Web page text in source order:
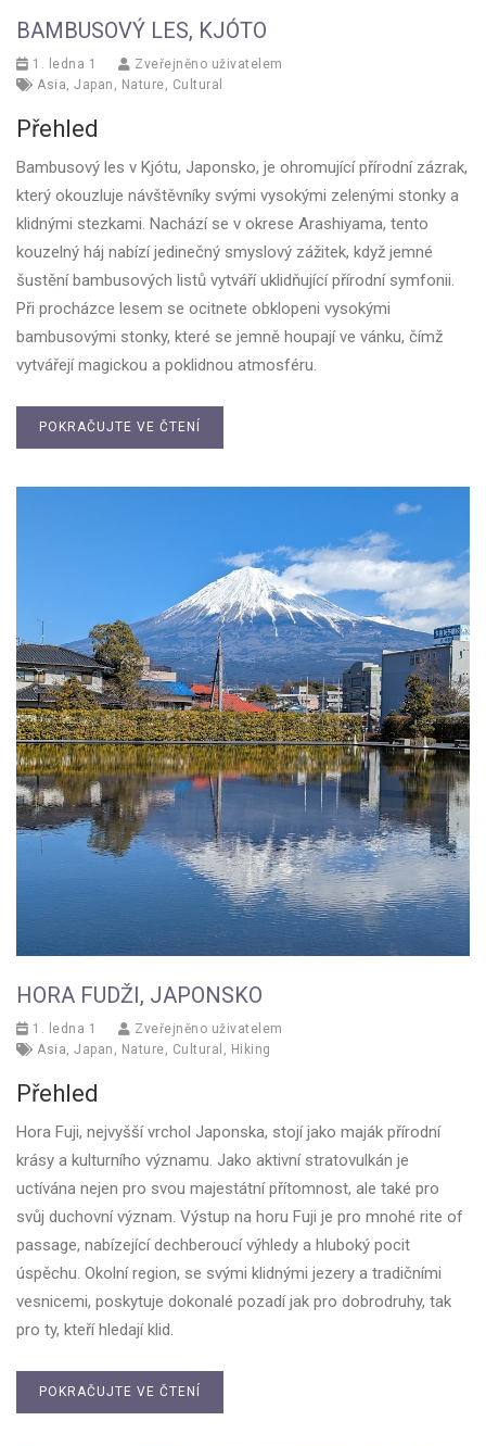
BAMBUSOVÝ LES, KJÓTO
1. ledna 1
Zveřejněno uživatelem
Asia, Japan , Nature, Cultural
Přehled
Bambusový les v Kjótu, Japonsko, je ohromující přírodní zázrak,
který okouzluje návštěvníky svými vysokými zelenými stonky a
klidnými stezkami. Nachází se v okrese Arashiyama, tento
kouzelný háj nabízí jedinečný smyslový zážitek, když jemné
šustění bambusových listů vytváří uklidňující přírodní symfonii.
Při procházce lesem se ocitnete obklopeni vysokými
bambusovými stonky, které se jemně houpají ve vánku, čímž
vytvářejí magickou a poklidnou atmosféru.
POKRAČUJTE VE ČTENÍ
HORA FUDŽI, JAPONSKO
1. ledna 1
Zveřejněno uživatelem
Asia, Japan , Nature, Cultural , Hiking
Přehled
Hora Fuji, nejvyšší vrchol Japonska, stojí jako maják přírodní
krásy a kulturního významu. Jako aktivní stratovulkán je
uctívána nejen pro svou majestátní přítomnost, ale také pro
svůj duchovní význam. Výstup na horu Fuji je pro mnohé rite of
passage, nabízející dechberoucí výhledy a hluboký pocit
úspěchu. Okolní region, se svými klidnými jezery a tradičními
vesnicemi, poskytuje dokonalé pozadí jak pro dobrodruhy, tak
pro ty, kteří hledají klid.
POKRAČUJTE VE ČTENÍ